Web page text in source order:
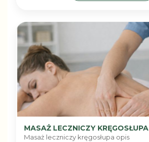
MASAŻ LECZNICZY KRĘGOSŁUPA
Masaż leczniczy kręgosłupa opis